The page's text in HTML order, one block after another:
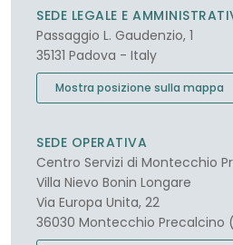
SEDE LEGALE E
Passaggio L. Gaudenzio, 1
35131 Padova - Italy
Mostra posizione sulla mappa
SEDE OPERATIVA
Centro Servizi di Montecchio
Villa Nievo Bonin Longare
Via Europa Unita, 22
36030 Montecchio Precalcino